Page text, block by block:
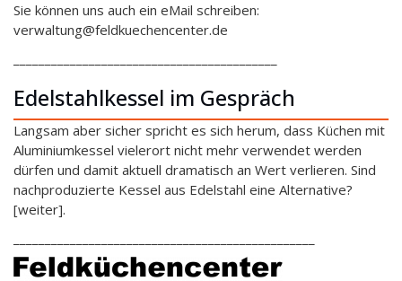
Sie können uns auch ein eMail schreiben:
verwaltung@feldkuechencenter.de
Edelstahlkessel im Gespräch
Langsam aber sicher spricht es sich herum, dass Küchen mit
Aluminiumkessel vielerort nicht mehr verwendet werden
dürfen und damit aktuell dramatisch an Wert verlieren. Sind
nachproduzierte Kessel aus Edelstahl eine Alternative?
[weiter].